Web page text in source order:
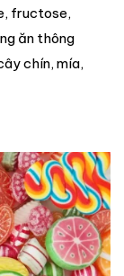
fructose,
ăn thông
chín, mía,